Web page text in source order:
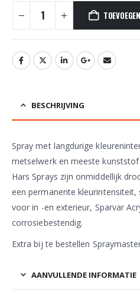
BESCHRIJVING
Spray met langdurige
metselwerk en meeste
Hars Sprays zijn onmiddellijk
een permanente
voor in -en exterieur, Sparvar
corrosiebestendig.
Extra bij te bestellen
AANVULLENDE INFORMATIE